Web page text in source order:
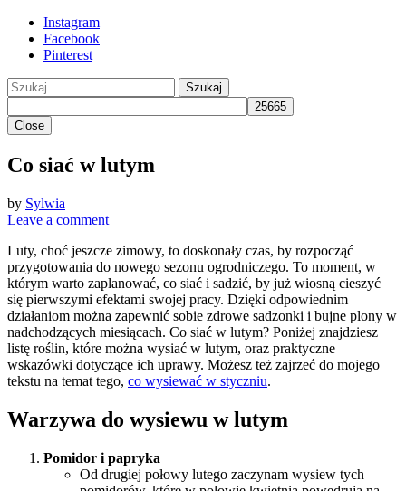
Instagram
Facebook
Pinterest
Szukaj
Close
Co siać w lutym
by Sylwia
Leave a comment
Luty, choć jeszcze zimowy, to doskonały czas, by rozpocząć
przygotowania do nowego sezonu ogrodniczego. To moment, w
którym warto zaplanować, co siać i sadzić, by już wiosną cieszyć
się pierwszymi efektami swojej pracy. Dzięki odpowiednim
działaniom można zapewnić sobie zdrowe sadzonki i bujne plony w
nadchodzących miesiącach. Co siać w lutym? Poniżej znajdziesz
listę roślin, które można wysiać w lutym, oraz praktyczne
wskazówki dotyczące ich uprawy. Możesz też zajrzeć do mojego
tekstu na temat tego, co wysiewać w styczniu.
Warzywa do wysiewu w lutym
Pomidor i papryka
Od drugiej połowy lutego zaczynam wysiew tych